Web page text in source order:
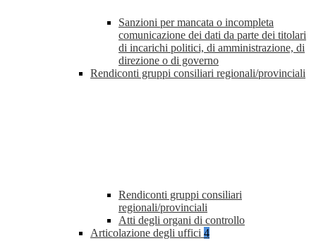
Sanzioni per mancata o incompleta
comunicazione dei dati da parte dei titolari
di incarichi politici, di amministrazione, di
direzione o di governo
Rendiconti gruppi consiliari regionali/provinciali
Rendiconti gruppi consiliari
regionali/provinciali
Atti degli organi di controllo
Articolazione degli uffici 4